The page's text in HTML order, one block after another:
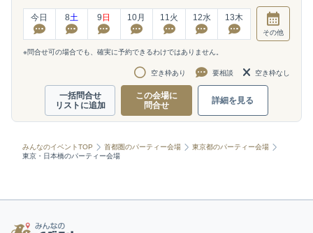
今日 8土 9 日 10月 11 火 12水 13木
その他
※問合せ可の場合でも、確実に予約できるわけではありません。
空き枠あり 要相談 空き枠なし
一括問合せ
リストに追加
この会場に
問合せ
詳細を見る
みんなのイベントTOP 首都圏のパーティー会場
東京都のパーティー会場
東京・日本橋のパーティー会場